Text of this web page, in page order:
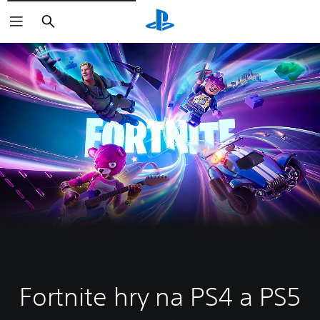
Vyhľadať
Fortnite hry na PS4 a PS5